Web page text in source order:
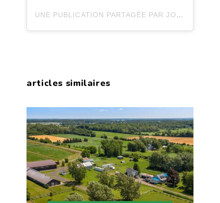
UNE PUBLICATION PARTAGÉE PAR JOLI JOLI DESIGN (@JOLIJOLIDESIGN)
articles similaires